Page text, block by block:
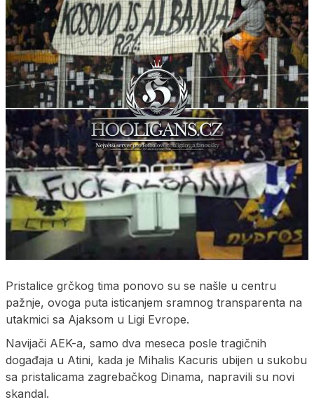
Pristalice grčkog tima ponovo su se našle u centru
pažnje, ovoga puta isticanjem sramnog transparenta na
utakmici sa Ajaksom u Ligi Evrope.
Navijači AEK-a, samo dva meseca posle tragičnih
događaja u Atini, kada je Mihalis Kacuris ubijen u sukobu
sa pristalicama zagrebačkog Dinama, napravili su novi
skandal.